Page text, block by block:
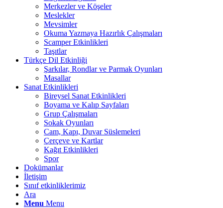
Merkezler ve Köşeler
Meslekler
Mevsimler
Okuma Yazmaya Hazırlık Çalışmaları
Scamper Etkinlikleri
Taşıtlar
Türkçe Dil Etkinliği
Şarkılar, Rondlar ve Parmak Oyunları
Masallar
Sanat Etkinlikleri
Bireysel Sanat Etkinlikleri
Boyama ve Kalıp Sayfaları
Grup Çalışmaları
Sokak Oyunları
Cam, Kapı, Duvar Süslemeleri
Çerçeve ve Kartlar
Kağıt Etkinlikleri
Spor
Dokümanlar
İletişim
Sınıf etkinliklerimiz
Ara
Menu Menu